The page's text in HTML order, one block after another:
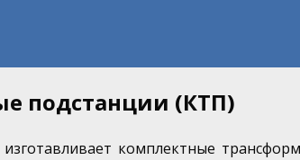
подстанции (КТП)
комплектные